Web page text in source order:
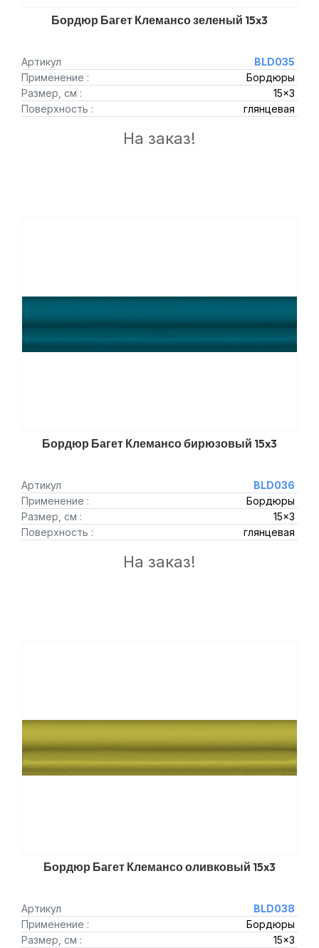
Бордюр Багет Клемансо зеленый 15x3
Артикул
BLD035
Применение :
Бордюры
Размер, см :
15x3
Поверхность :
глянцевая
На заказ!
Бордюр Багет Клемансо бирюзовый 15x3
Артикул
BLD036
Применение :
Бордюры
Размер, см :
15x3
Поверхность :
глянцевая
На заказ!
Бордюр Багет Клемансо оливковый 15x3
Артикул
BLD038
Применение :
Бордюры
Размер, см :
15x3